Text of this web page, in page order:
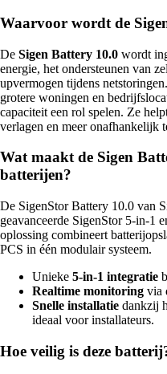
Waarvoor wordt de
De Sigen Battery 10.0 wordt
energie, het ondersteunen van
upvermogen tijdens
grotere woningen en
capaciteit een rol spelen. Ze
verlagen en meer onafhankelijk
Wat maakt de Sigen
batterijen?
De SigenStor Battery 10.0 van
geavanceerde SigenStor 5-in-1
oplossing combineert
PCS in één modulair systeem.
Unieke 5-in-1 integratie
Realtime monitoring via
Snelle installatie dankzij
ideaal voor installateurs.
Hoe veilig is deze